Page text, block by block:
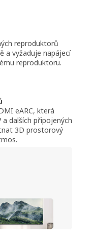
reproduktorů
a vyžaduje napájecí
reproduktoru.
eARC, která
dalších připojených
3D prostorový